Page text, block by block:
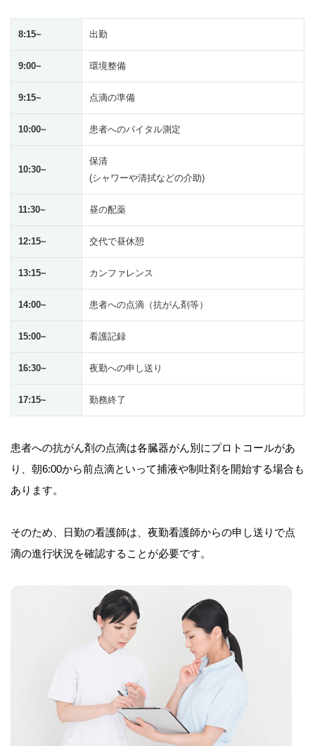
8:15~ 出勤
9:00~ 環境整備
9:15~ 点滴の準備
10:00~ 患者へのバイタル測定
10:30~
保清
(シャワーや清拭などの介助)
11:30~ 昼の配薬
12:15~ 交代で昼休憩
13:15~ カンファレンス
14:00~ 患者への点滴（抗がん剤等）
15:00~ 看護記録
16:30~ 夜勤への申し送り
17:15~ 勤務終了
患者への抗がん剤の点滴は各臓器がん別にプロトコールがあ
り、朝6:00から前点滴といって捕液や制吐剤を開始する場合も
あります。
そのため、日勤の看護師は、夜勤看護師からの申し送りで点
滴の進行状況を確認することが必要です。